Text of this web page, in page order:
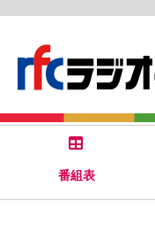
番組表